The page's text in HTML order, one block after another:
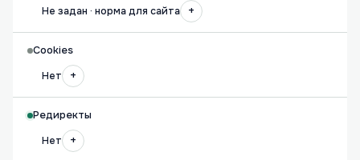
Не задан · норма для сайта
+
Cookies
Нет
+
Редиректы
Нет
+